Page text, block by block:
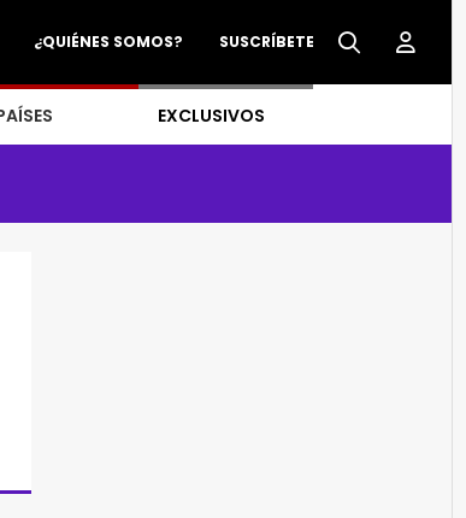
SUSCRÍBETE
¿QUIÉNES SOMOS?
EXCLUSIVOS